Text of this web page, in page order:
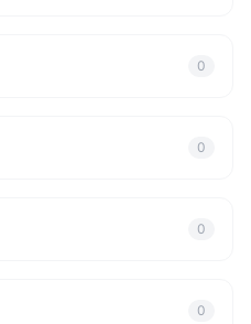
0
0
0
0